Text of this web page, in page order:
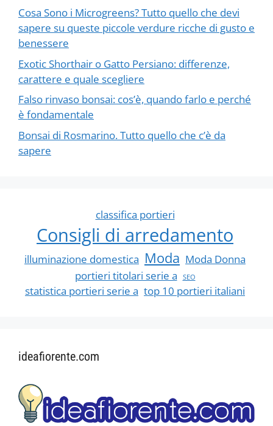
Cosa Sono i Microgreens? Tutto quello che devi
sapere su queste piccole verdure ricche di gusto e
benessere
Exotic Shorthair o Gatto Persiano: differenze,
carattere e quale scegliere
Falso rinvaso bonsai: cos’è, quando farlo e perché
è fondamentale
Bonsai di Rosmarino. Tutto quello che c’è da
sapere
classifica portieri
Consigli di arredamento
illuminazione domestica Moda Moda Donna
portieri titolari serie a
SEO
statistica portieri serie a top 10 portieri italiani
ideafiorente.com